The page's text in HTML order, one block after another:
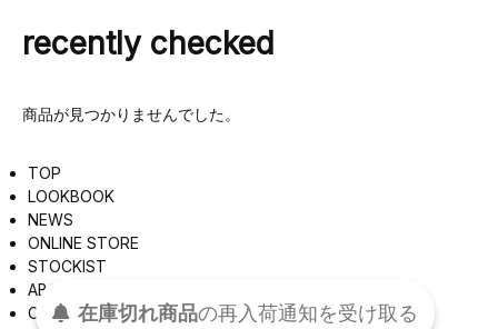
recently checked
商品が見つかりませんでした。
TOP
LOOKBOOK
NEWS
ONLINE STORE
STOCKIST
ABOUT
CONTACT在庫切れ商品の再入荷通知を受け取る